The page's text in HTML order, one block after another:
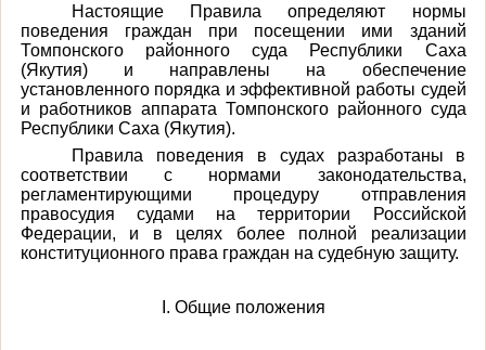
Настоящие Правила определяют нормы
поведения граждан при посещении ими зданий
Томпонского районного суда Республики Саха
(Якутия) и направлены на обеспечение
установленного порядка и эффективной работы судей
и работников аппарата Томпонского районного суда
Республики Саха (Якутия).
Правила поведения в судах разработаны в
соответствии с нормами законодательства,
регламентирующими процедуру отправления
правосудия судами на территории Российской
Федерации, и в целях более полной реализации
конституционного права граждан на судебную защиту.
I. Общие положения